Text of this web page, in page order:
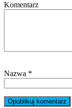
Komentarz
Nazwa *